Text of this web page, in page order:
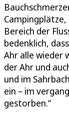
Bereich der
bedenklich,
Ahr alle wieder
der Ahr und
und im
ein – im
gestorben.“